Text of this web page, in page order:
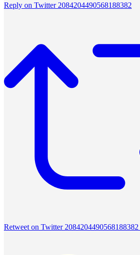
Reply on Twitter 2084204490568188382
Retweet on Twitter 2084204490568188382